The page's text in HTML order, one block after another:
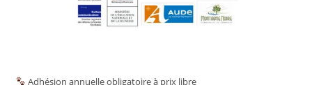
Adhésion annuelle obligatoire à prix libre